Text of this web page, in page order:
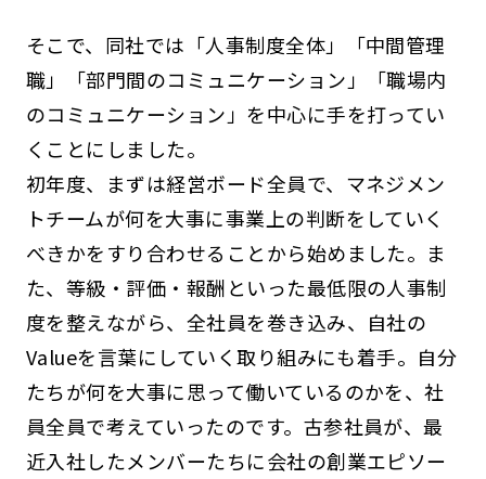
そこで、同社では「人事制度全体」「中間管理
職」「部門間のコミュニケーション」「職場内
のコミュニケーション」を中心に手を打ってい
くことにしました。
初年度、まずは経営ボード全員で、マネジメン
トチームが何を大事に事業上の判断をしていく
べきかをすり合わせることから始めました。ま
た、等級・評価・報酬といった最低限の人事制
度を整えながら、全社員を巻き込み、自社の
Valueを言葉にしていく取り組みにも着手。自分
たちが何を大事に思って働いているのかを、社
員全員で考えていったのです。古参社員が、最
近入社したメンバーたちに会社の創業エピソー